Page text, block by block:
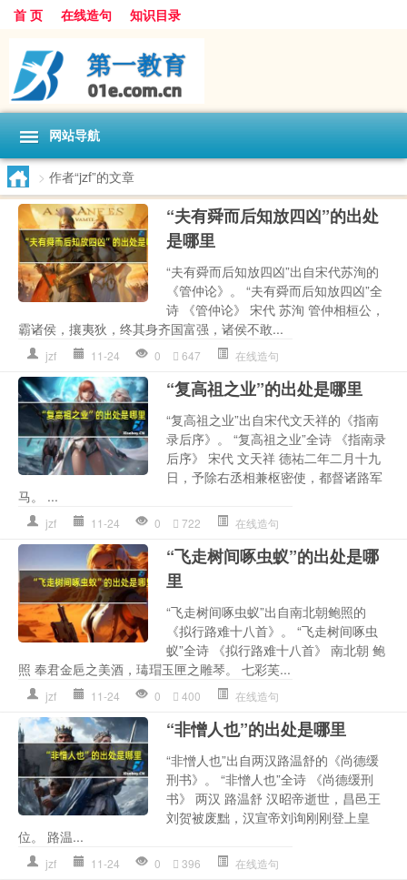
首 页 在线造句 知识目录
网站导航
> 作者“jzf”的文章
“夫有舜而后知放四凶”的出处
是哪里
“夫有舜而后知放四凶”出自宋代苏洵的
《管仲论》。 “夫有舜而后知放四凶”全
诗 《管仲论》 宋代 苏洵 管仲相桓公，
霸诸侯，攘夷狄，终其身齐国富强，诸侯不敢...
jzf 11-24 0 647 在线造句
“复高祖之业”的出处是哪里
“复高祖之业”出自宋代文天祥的《指南
录后序》。 “复高祖之业”全诗 《指南录
后序》 宋代 文天祥 德祐二年二月十九
日，予除右丞相兼枢密使，都督诸路军
马。 ...
jzf 11-24 0 722 在线造句
“飞走树间啄虫蚁”的出处是哪
里
“飞走树间啄虫蚁”出自南北朝鲍照的
《拟行路难十八首》。 “飞走树间啄虫
蚁”全诗 《拟行路难十八首》 南北朝 鲍
照 奉君金巵之美酒，瑇瑁玉匣之雕琴。 七彩芙...
jzf 11-24 0 400 在线造句
“非憎人也”的出处是哪里
“非憎人也”出自两汉路温舒的《尚德缓
刑书》。 “非憎人也”全诗 《尚德缓刑
书》 两汉 路温舒 汉昭帝逝世，昌邑王
刘贺被废黜，汉宣帝刘询刚刚登上皇
位。 路温...
jzf 11-24 0 396 在线造句